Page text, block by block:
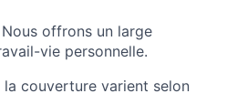
Nous offrons un large
vie personnelle.
la couverture varient selon